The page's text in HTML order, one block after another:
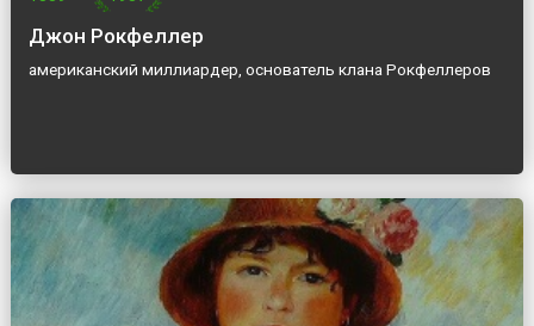
Джон Рокфеллер
американский миллиардер, основатель клана Рокфеллеров